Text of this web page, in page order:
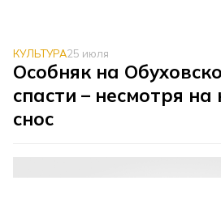
КУЛЬТУРА25 июля
Особняк на
спасти – несмотря
снос